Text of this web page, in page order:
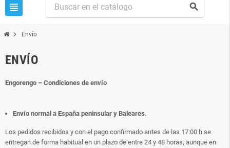
view_headline search
chevron_right Envío
ENVÍO
Engorengo – Condiciones de envío
Envío normal a España peninsular y Baleares.
Los pedidos recibidos y con el pago confirmado antes de las 17:00 h se
entregan de forma habitual en un plazo de entre 24 y 48 horas, aunque en